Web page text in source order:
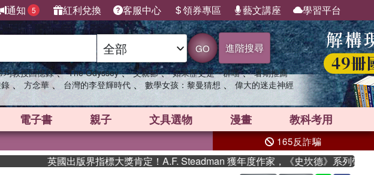
通知 5 紅利兌換 客服中心 領券專區 藝文講座 學習平台
GO 進階搜尋
均教授回憶錄 、 The Odyssey 、 父親節 、 如果歷史是一群喵 、 暑期推薦
、 方念華 、 台灣的李登輝時代 、 數學女孩：黎曼猜想 、 偉大的迷走神經
電子書 親子 文具選物 漫畫 教科考用
165反詐騙
英國出版界指標大獎肯定！A.F. Steadman 獲年度作家，《史坎德》系列帶你踏上